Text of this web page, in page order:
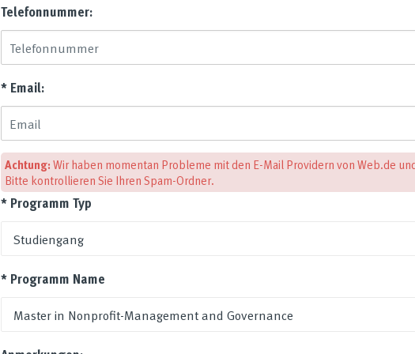
Telefonnummer:
* Email:
Achtung: Wir haben momentan Probleme mit den E-Mail Providern von Web.de
Bitte kontrollieren Sie Ihren Spam-Ordner.
* Programm Typ
* Programm Name